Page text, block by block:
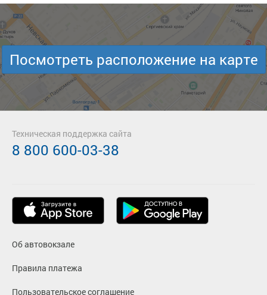
Посмотреть расположение на карте
Об автовокзале
Правила платежа
Пользовательское соглашение
Техническая поддержка сайта
8 800 600-03-38